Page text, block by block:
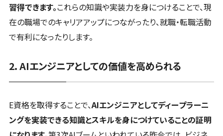
習得できます。これらの知識や実装力を身につけることで、現
在の職場でのキャリアアップにつながったり、就職・転職活動
で有利になったりします。
2. AIエンジニアとしての価値を高められる
E資格を取得することで、AIエンジニアとしてディープラーニ
ングを実装できる知識とスキルを身につけていることの証明